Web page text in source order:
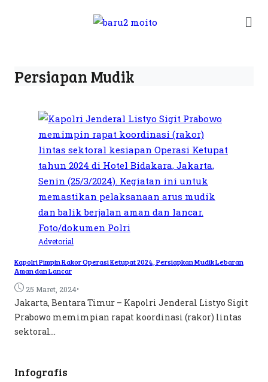
Persiapan Mudik
Advetorial
Kapolri Pimpin Rakor Operasi Ketupat 2024, Persiapkan Mudik Lebaran
Aman dan Lancar
25 Maret, 2024•
Jakarta, Bentara Timur – Kapolri Jenderal Listyo Sigit
Prabowo memimpian rapat koordinasi (rakor) lintas
sektoral...
Infografis